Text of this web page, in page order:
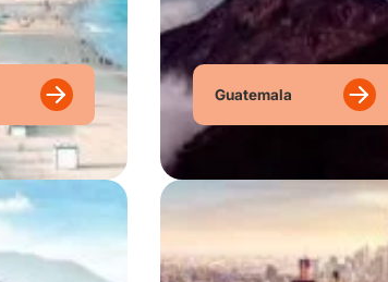
Guatemala